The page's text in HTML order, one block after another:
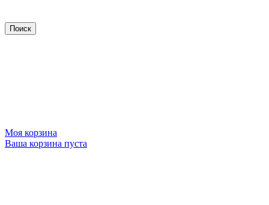
Моя корзина
Ваша корзина пуста